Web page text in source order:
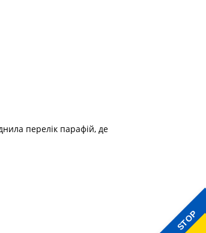
STOP
перелік парафій, де